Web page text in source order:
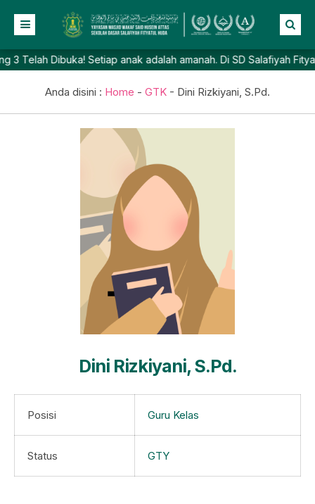
Beranda
Berita
3 Telah Dibuka! Setiap anak adalah amanah. Di SD Salafiyah
Anda disini : Home - GTK - Dini Rizkiyani, S.Pd.
Dini Rizkiyani, S.Pd.
Posisi Guru Kelas
Status GTY